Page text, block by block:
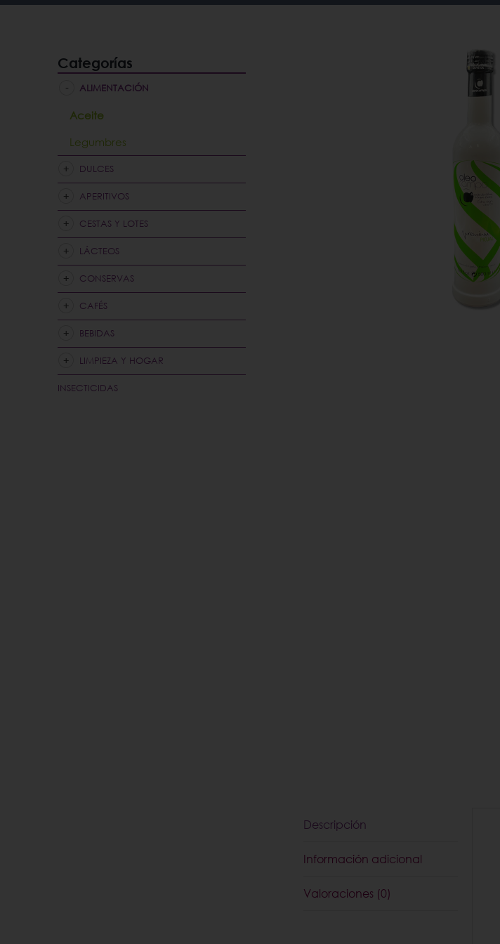
Descripción
Información adicional
Valoraciones (0)
Categorías
ALIMENTACIÓN
Aceite
Legumbres
DULCES
APERITIVOS
CESTAS Y LOTES
LÁCTEOS
CONSERVAS
CAFÉS
BEBIDAS
LIMPIEZA Y HOGAR
INSECTICIDAS